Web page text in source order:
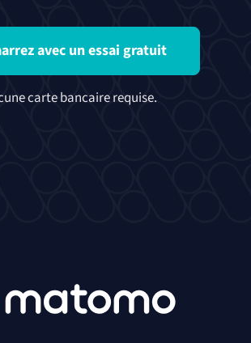
avec un essai gratuit
carte bancaire requise.